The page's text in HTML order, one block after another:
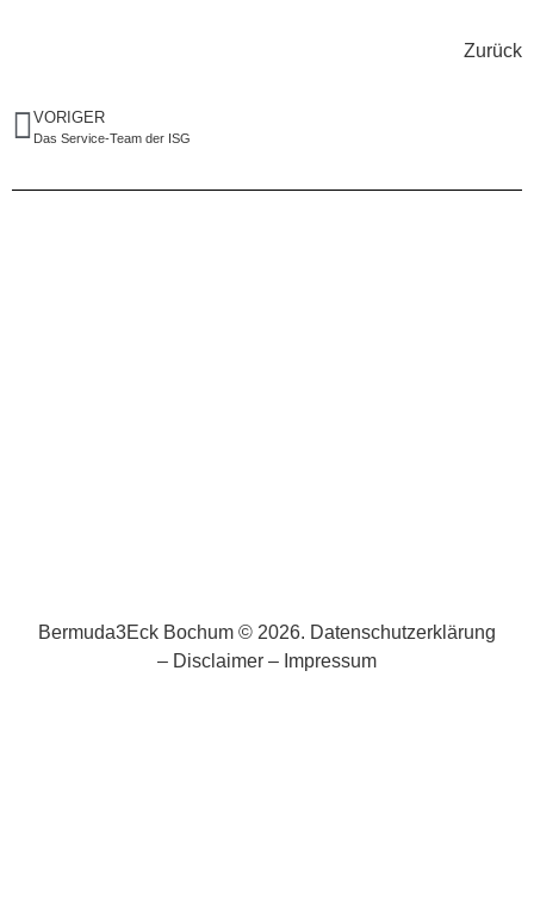
Zurück
VORIGER
Das Service-Team der ISG
Bermuda3Eck Bochum © 2026. Datenschutzerklärung
– Disclaimer – Impressum